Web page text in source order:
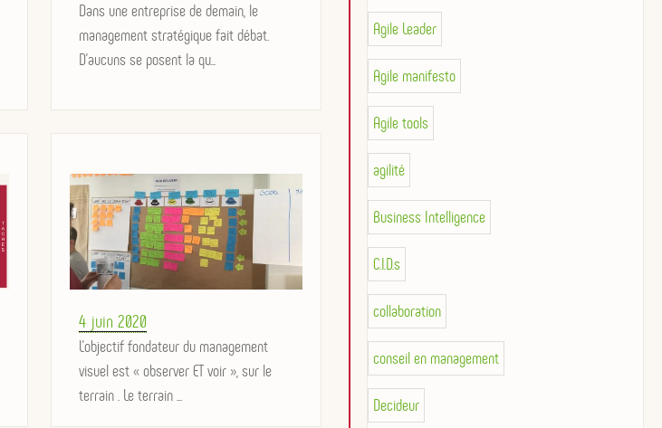
on
Dans une entreprise de demain, le
management stratégique fait débat.
D'aucuns se posent la qu...
Posted
on
4 juin 2020
L’objectif fondateur du management
visuel est « observer ET voir », sur le
terrain . Le terrain ...
Agile Leader
Agile manifesto
Agile tools
agilité
Business Intelligence
C.I.D.s
collaboration
conseil en management
Decideur